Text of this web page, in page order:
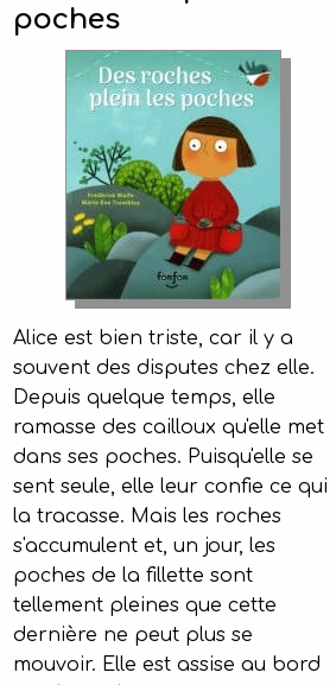
poches
Alice est bien triste, car il y a
souvent des disputes chez elle.
Depuis quelque temps, elle
ramasse des cailloux qu'elle met
dans ses poches. Puisqu'elle se
sent seule, elle leur confie ce qui
la tracasse. Mais les roches
s'accumulent et, un jour, les
poches de la fillette sont
tellement pleines que cette
dernière ne peut plus se
mouvoir. Elle est assise au bord